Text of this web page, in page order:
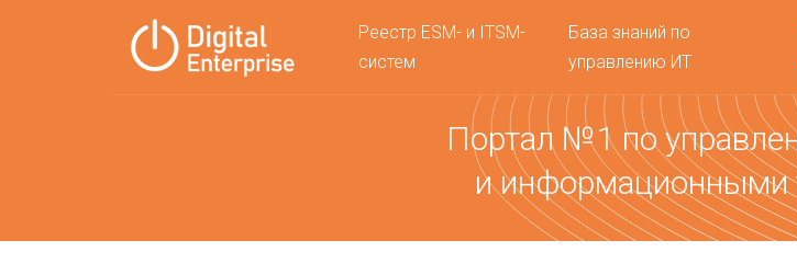
Реестр ESM- и ITSM-
систем
База знаний по
управлению ИТ
Портал №1 по
и информационными